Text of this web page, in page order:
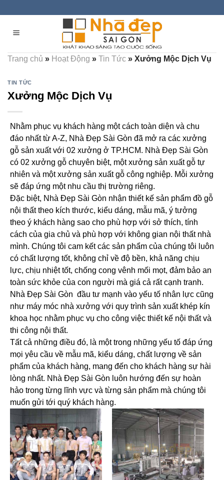
content
Trang chủ » Hoạt Động » Tin Tức » Xưởng Mộc Dịch Vụ
TIN TỨC
Xưởng Mộc Dịch Vụ
Nhằm phục vụ khách hàng một cách toàn diện và chu
đáo nhất từ A-Z, Nhà Đẹp Sài Gòn đã mở ra các xưởng
gỗ sản xuất với 02 xưởng ở TP.HCM. Nhà Đẹp Sài Gòn
có 02 xưởng gỗ chuyên biệt, một xưởng sản xuất gỗ tự
nhiên và một xưởng sản xuất gỗ công nghiệp. Mỗi xưởng
sẽ đáp ứng một nhu cầu thị trường riêng.
Đặc biệt, Nhà Đẹp Sài Gòn nhận thiết kế sản phẩm đồ gỗ
nội thất theo kích thước, kiểu dáng, mẫu mã, ý tưởng
theo ý khách hàng sao cho phù hợp với sở thích, tính
cách của gia chủ và phù hợp với không gian nội thất nhà
mình. Chúng tôi cam kết các sản phẩm của chúng tôi luôn
có chất lượng tốt, không chỉ về độ bền, khả năng chịu
lực, chịu nhiệt tốt, chống cong vênh mối mọt, đảm bảo an
toàn sức khỏe của con người mà giá cả rất cạnh tranh.
Nhà Đẹp Sài Gòn đầu tư mạnh vào yếu tố nhân lực cũng
như máy móc nhà xưởng với quy trình sản xuất khép kín
khoa học nhằm phục vụ cho công việc thiết kế nội thất và
thi công nội thất.
Tất cả những điều đó, là một trong những yếu tố đáp ứng
mọi yêu cầu về mẫu mã, kiểu dáng, chất lượng về sản
phẩm của khách hàng, mang đến cho khách hàng sự hài
lòng nhất. Nhà Đẹp Sài Gòn luôn hướng đến sự hoàn
hảo trong từng lĩnh vực và từng sản phẩm mà chúng tôi
muốn gửi tới quý khách hàng.